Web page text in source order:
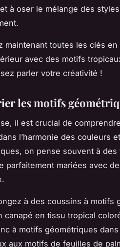
à oser le mélange des
maintenant toutes les clés
avec des motifs
parler votre créativité !
les motifs
il est crucial de
l’harmonie des couleurs
, on pense souvent à
parfaitement mariées avec
à des coussins à motifs
canapé en tissu tropical
à motifs géométriques
aux motifs de feuilles de